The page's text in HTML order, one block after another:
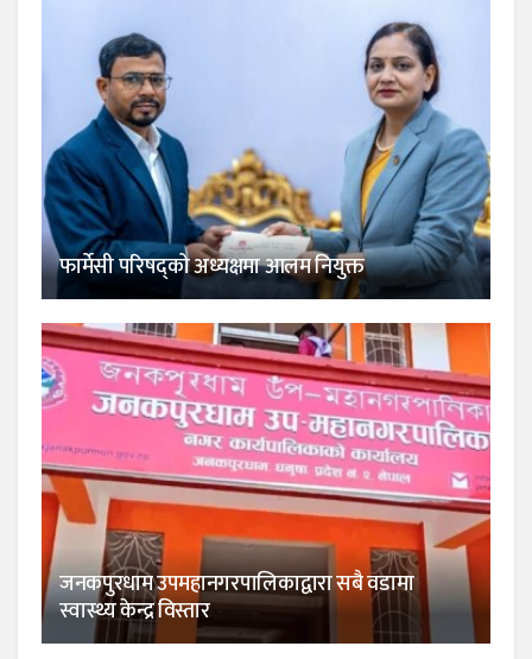
फार्मेसी परिषद्को अध्यक्षमा आलम नियुक्त
जनकपुरधाम उपमहानगरपालिकाद्वारा सबै वडामा
स्वास्थ्य केन्द्र विस्तार